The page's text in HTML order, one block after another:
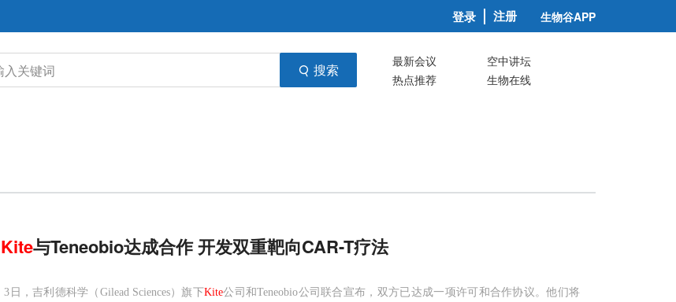
登录 注册 生物谷APP
搜索 最新会议
空中讲坛
热点推荐
生物在线
Kite与Teneobio达成合作 开发双重靶向CAR-T疗法
3日，吉利德科学（Gilead Sciences）旗下Kite公司和Teneobio公司联合宣布，双方已达成一项许可和合作协议。他们将